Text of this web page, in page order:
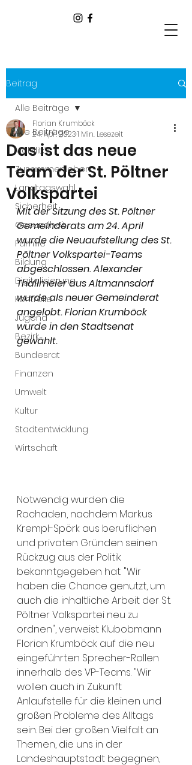
Beitrag
Alle Beiträge
Mobilität
Zusammenleben
Landtagswahl
Sicherheit
Gesundheit
Familie
Bildung
Digitalisierung
Kontrolle
Jugend
Bezirk
Bundesrat
Finanzen
Umwelt
Kultur
Stadtentwicklung
Wirtschaft
Alle Beiträge
Das ist das neue
Team der St. Pöltner
Volkspartei
Florian Krumböck
24. Apr. 20231 Min. Lesezeit
Mit der Sitzung des St. Pöltner
Gemeinderats am 24. April
wurde die Neuaufstellung des St.
Pöltner Volkspartei-Teams
abgeschlossen. Alexander
Thallmeier aus Altmannsdorf
wurde als neuer Gemeinderat
angelobt. Florian Krumböck
wurde in den Stadtsenat
gewählt.
Notwendig wurden die
Rochaden, nachdem Markus
Krempl-Spörk aus beruflichen
und privaten Gründen seinen
Rückzug aus der Politik
bekanntgegeben hat. "Wir
haben die Chance genutzt, um
auch die inhaltliche Arbeit der St.
Pöltner Volkspartei neu zu
ordnen", verweist Klubobmann
Florian Krumböck auf die neu
eingeführten Sprecher-Rollen
innerhalb des VP-Teams. "Wir
wollen auch in Zukunft
Anlaufstelle für die kleinen und
großen Probleme des Alltags
sein. Bei der großen Vielfalt an
Themen, die uns in der
Landeshauptstadt begegnen,